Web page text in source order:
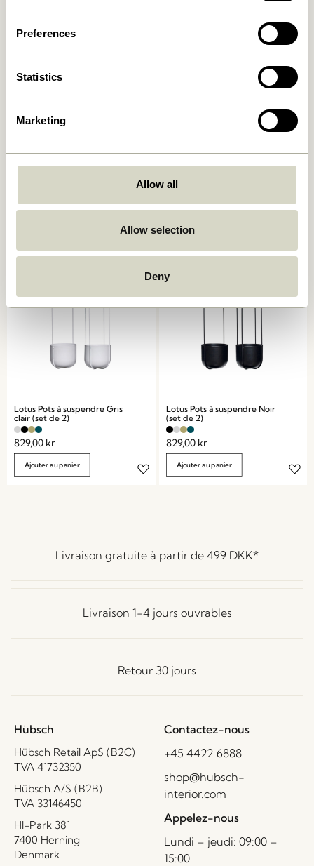
Preferences
Statistics
Marketing
Allow all
Allow selection
Deny
319,00kr.
Ontop Pots à suspendre
Blanc
469,00kr.
Ajouter au panier
Lotus Pots à suspendre Gris
clair (set de 2)
829,00 kr.
Ajouter au panier
Lotus Pots à suspendre Noir
(set de 2)
829,00 kr.
Ajouter au panier
Livraison gratuite à partir de 499 DKK*
Livraison 1-4 jours ouvrables
Retour 30 jours
Hübsch
Hübsch Retail ApS (B2C)
TVA 41732350
Hübsch A/S (B2B)
TVA 33146450
HI-Park 381
7400 Herning
Denmark
Contactez-nous
+45 4422 6888
shop@hubsch-
interior.com
Appelez-nous
Lundi – jeudi: 09:00 –
15:00